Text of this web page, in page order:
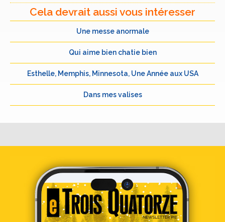
Cela devrait aussi vous intéresser
Une messe anormale
Qui aime bien chatie bien
Esthelle, Memphis, Minnesota, Une Année aux USA
Dans mes valises